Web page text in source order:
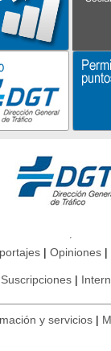
Opiniones
Suscripciones
y servicios